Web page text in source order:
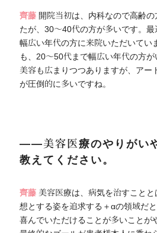
齊藤 開院当初は、内科なので高齢
たが、30～40代の方が多いです。
幅広い年代の方に来院いただいてい
も、20～50代まで幅広い年代の方
美容も広まりつつありますが、アー
が圧倒的に多いですね。
――美容医療のやりがい
教えてください。
齊藤 美容医療は、病気を治すこと
想とする姿を追求する＋αの領域だ
喜んでいただけることが多いことが